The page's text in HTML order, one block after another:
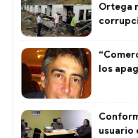
Ortega
los
usuario